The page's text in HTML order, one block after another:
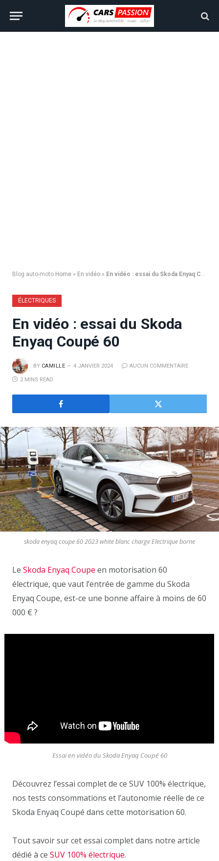
Blog auto-moto Home » En vidéo » En vidéo : essai du Skoda Enyaq Coupé 60
ÉLECTRIQUES
En vidéo : essai du Skoda
Enyaq Coupé 60
BY CAMILLE 4 JANVIER 2024 AUCUN COMMENTAIRE
2 MINS READ
skoda enyaq coupe 60 2023 white blanc charge Electrique borne
Le Skoda Enyaq Coupe en motorisation 60
électrique, que vaut l’entrée de gamme du Skoda
Enyaq Coupe, est-ce une bonne affaire à moins de 60
000 € ?
Essai en vidéo du Skoda Enyaq Coupé 60
Découvrez l’essai complet de ce SUV 100% électrique,
nos tests consommations et l’autonomie réelle de ce
Skoda Enyaq Coupé dans cette motorisation 60.
Tout savoir sur cet essai complet dans notre article
dédié à ce SUV 100% électrique.